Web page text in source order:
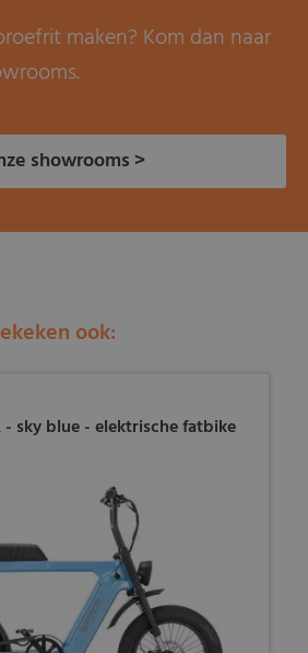
maken? Kom dan naar
showrooms >
ook:
- sky blue - elektrische fatbike